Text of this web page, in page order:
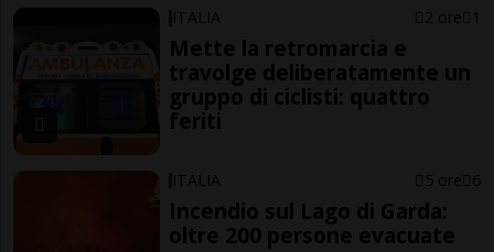
ITALIA 2 ore 1
Mette la retromarcia e
travolge deliberatamente un
gruppo di ciclisti: quattro
feriti
ITALIA 5 ore 6
Incendio sul Lago di Garda:
oltre 200 persone evacuate